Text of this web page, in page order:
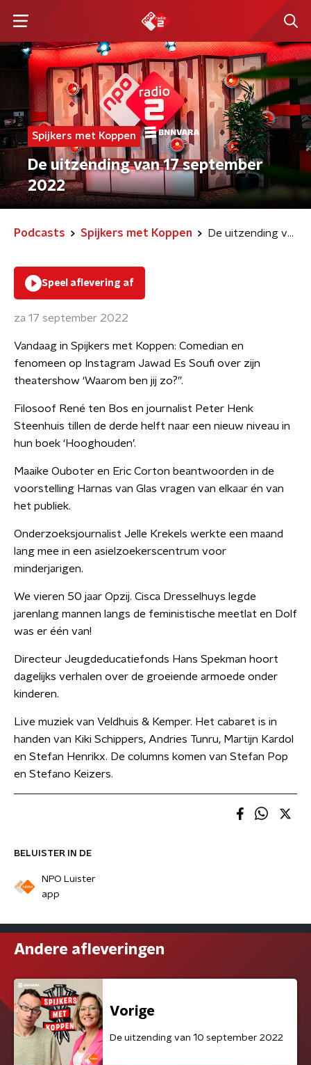
Spijkers met Koppen
De uitzending van 17 september
2022
Podcasts Spijkers met Koppen De uitzending van 17 september 2022
BELUISTER IN DE
NPO Luister
app
Speel aflevering af
za 17 september 2022
Vandaag in Spijkers met Koppen: Comedian en
fenomeen op Instagram Jawad Es Soufi over zijn
theatershow ‘Waarom ben jij zo?”.
Filosoof René ten Bos en journalist Peter Henk
Steenhuis tillen de derde helft naar een nieuw niveau in
hun boek ‘Hooghouden’.
Maaike Ouboter en Eric Corton beantwoorden in de
voorstelling Harnas van Glas vragen van elkaar én van
het publiek.
Onderzoeksjournalist Jelle Krekels werkte een maand
lang mee in een asielzoekerscentrum voor
minderjarigen.
We vieren 50 jaar Opzij. Cisca Dresselhuys legde
jarenlang mannen langs de feministische meetlat en Dolf
was er één van!
Directeur Jeugdeducatiefonds Hans Spekman hoort
dagelijks verhalen over de groeiende armoede onder
kinderen.
Live muziek van Veldhuis & Kemper. Het cabaret is in
handen van Kiki Schippers, Andries Tunru, Martijn Kardol
en Stefan Henrikx. De columns komen van Stefan Pop
en Stefano Keizers.
Andere afleveringen
Vorige
De uitzending van 10 september 2022